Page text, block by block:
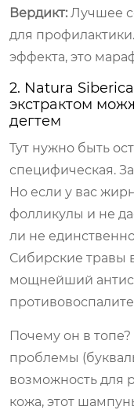
Вердикт: Лучшее
для
эффекта, это
2. Natura
экстрактом
дегтем
Тут нужно быть
специфическая.
Но если у вас
фолликулы и не
ли не
Сибирские травы
мощнейший
Почему он в
проблемы
возможность для
кожа, этот